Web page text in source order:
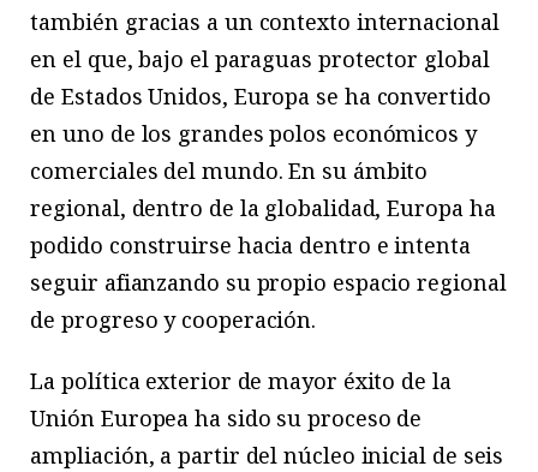
también gracias a un contexto internacional
en el que, bajo el paraguas protector global
de Estados Unidos, Europa se ha convertido
en uno de los grandes polos económicos y
comerciales del mundo. En su ámbito
regional, dentro de la globalidad, Europa ha
podido construirse hacia dentro e intenta
seguir afianzando su propio espacio regional
de progreso y cooperación.
La política exterior de mayor éxito de la
Unión Europea ha sido su proceso de
ampliación, a partir del núcleo inicial de seis